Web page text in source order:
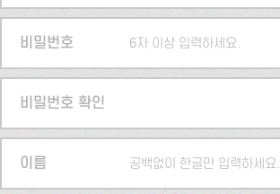
비밀번호 6자 이상 입력하세요.
비밀번호 확인
이름 공백없이 한글만 입력하세요.